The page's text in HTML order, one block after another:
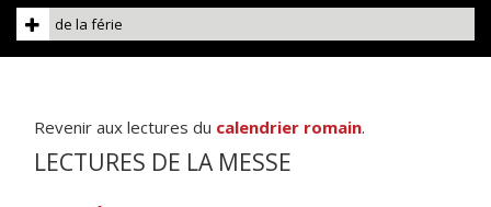
de la férie
Revenir aux lectures du calendrier romain.
LECTURES DE LA MESSE